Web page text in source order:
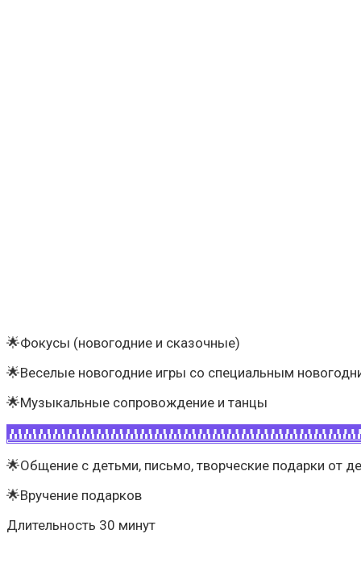
🌟Фокусы (новогодние и сказочные)
🌟Веселые новогодние игры со специальным
🌟Музыкальные сопровождение и танцы
🌟Общение с детьми, письмо, творческие подарки от
🌟Вручение подарков
Длительность 30 минут